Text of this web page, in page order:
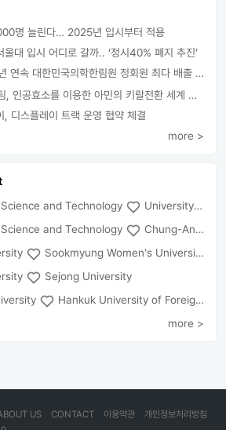
명 늘린다… 2025년 입시부터 적용
대 입시 어디로 갈까.. ‘정시40% 폐지 추진’
고려대학교 의과대학, 4년 연속 대한민국의학한림원 정회원 최다 배출 外
연세대학교 신종식 교수팀, 인공효소를 이용한 아민의 키랄전환 세계 최초로 성공
, 디스플레이 트랙 운영 협약 체결
more >
and Technology
University of Seoul
and Technology
Chung-Ang University
Sookmyung Women's University
Sejong University
Hankuk University of Foreign Studies(Global Campus
more >
개인정보처리방침
이용약관
CONTACT
US